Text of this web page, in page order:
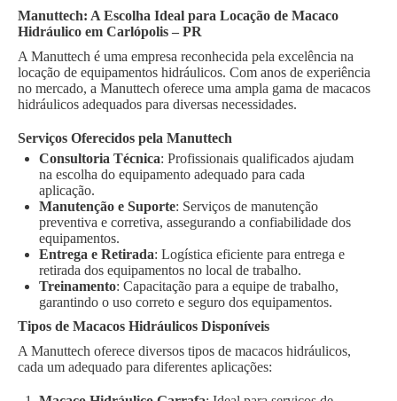
Manuttech: A Escolha Ideal para Locação de Macaco
Hidráulico em Carlópolis – PR
A Manuttech é uma empresa reconhecida pela excelência na
locação de equipamentos hidráulicos. Com anos de experiência
no mercado, a Manuttech oferece uma ampla gama de macacos
hidráulicos adequados para diversas necessidades.
Serviços Oferecidos pela Manuttech
Consultoria Técnica: Profissionais qualificados ajudam
na escolha do equipamento adequado para cada
aplicação.
Manutenção e Suporte: Serviços de manutenção
preventiva e corretiva, assegurando a confiabilidade dos
equipamentos.
Entrega e Retirada: Logística eficiente para entrega e
retirada dos equipamentos no local de trabalho.
Treinamento: Capacitação para a equipe de trabalho,
garantindo o uso correto e seguro dos equipamentos.
Tipos de Macacos Hidráulicos Disponíveis
A Manuttech oferece diversos tipos de macacos hidráulicos,
cada um adequado para diferentes aplicações: